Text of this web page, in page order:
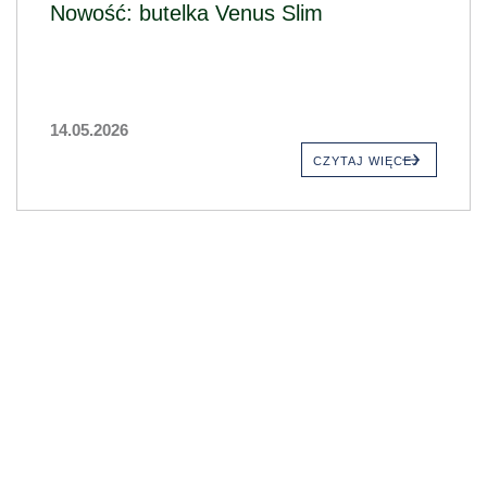
Nowość: butelka Venus Slim
14.05.2026
CZYTAJ WIĘCEJ